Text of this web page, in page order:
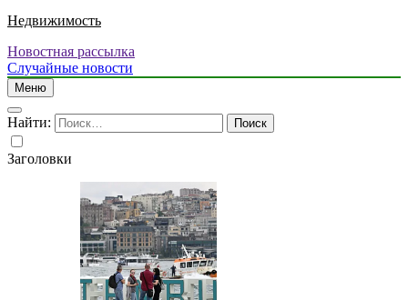
Недвижимость
Новостная рассылка
Случайные новости
Меню
Найти:
Заголовки